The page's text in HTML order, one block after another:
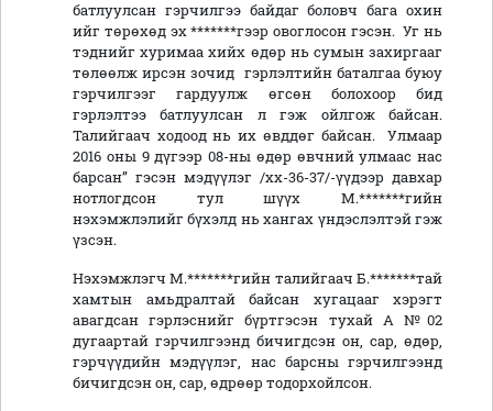
батлуулсан гэрчилгээ байдаг боловч бага охин
ийг төрөхөд эх *******гээр овоглосон гэсэн. Уг нь
тэднийг хуримаа хийх өдөр нь сумын захиргааг
төлөөлж ирсэн зочид гэрлэлтийн баталгаа буюу
гэрчилгээг гардуулж өгсөн болохоор бид
гэрлэлтээ батлуулсан л гэж ойлгож байсан.
Талийгаач ходоод нь их өвддөг байсан. Улмаар
2016 оны 9 дүгээр 08-ны өдөр өвчний улмаас нас
барсан” гэсэн мэдүүлэг /хх-36-37/-үүдээр давхар
нотлогдсон тул шүүх М.*******гийн
нэхэмжлэлийг бүхэлд нь хангах үндэслэлтэй гэж
үзсэн.
Нэхэмжлэгч М.*******гийн талийгаач Б.*******тай
хамтын амьдралтай байсан хугацааг хэрэгт
авагдсан гэрлэснийг бүртгэсэн тухай А №02
дугаартай гэрчилгээнд бичигдсэн он, сар, өдөр,
гэрчүүдийн мэдүүлэг, нас барсны гэрчилгээнд
бичигдсэн он, сар, өдрөөр тодорхойлсон.